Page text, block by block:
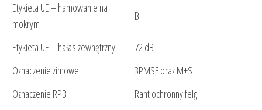
Etykieta UE – hamowanie na
mokrym
B
Etykieta UE – hałas zewnętrzny
72 dB
Oznaczenie zimowe
3PMSF oraz M+S
Oznaczenie RPB
Rant ochronny felgi